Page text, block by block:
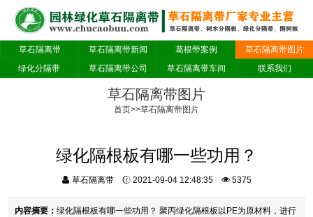
草石隔离带 草石隔离带新闻 葛根带案例
草石隔离带图片
绿化分隔带
草石隔离带公司 草石隔离带车间 联系我们
草石隔离带图片
首页>>草石隔离带图片
绿化隔根板有哪一些功用？
草石隔离带 2021-09-04 12:48:35 5375
内容摘要：绿化隔根板有哪一些功用？ 聚丙绿化隔根板以PE为原材料，进行